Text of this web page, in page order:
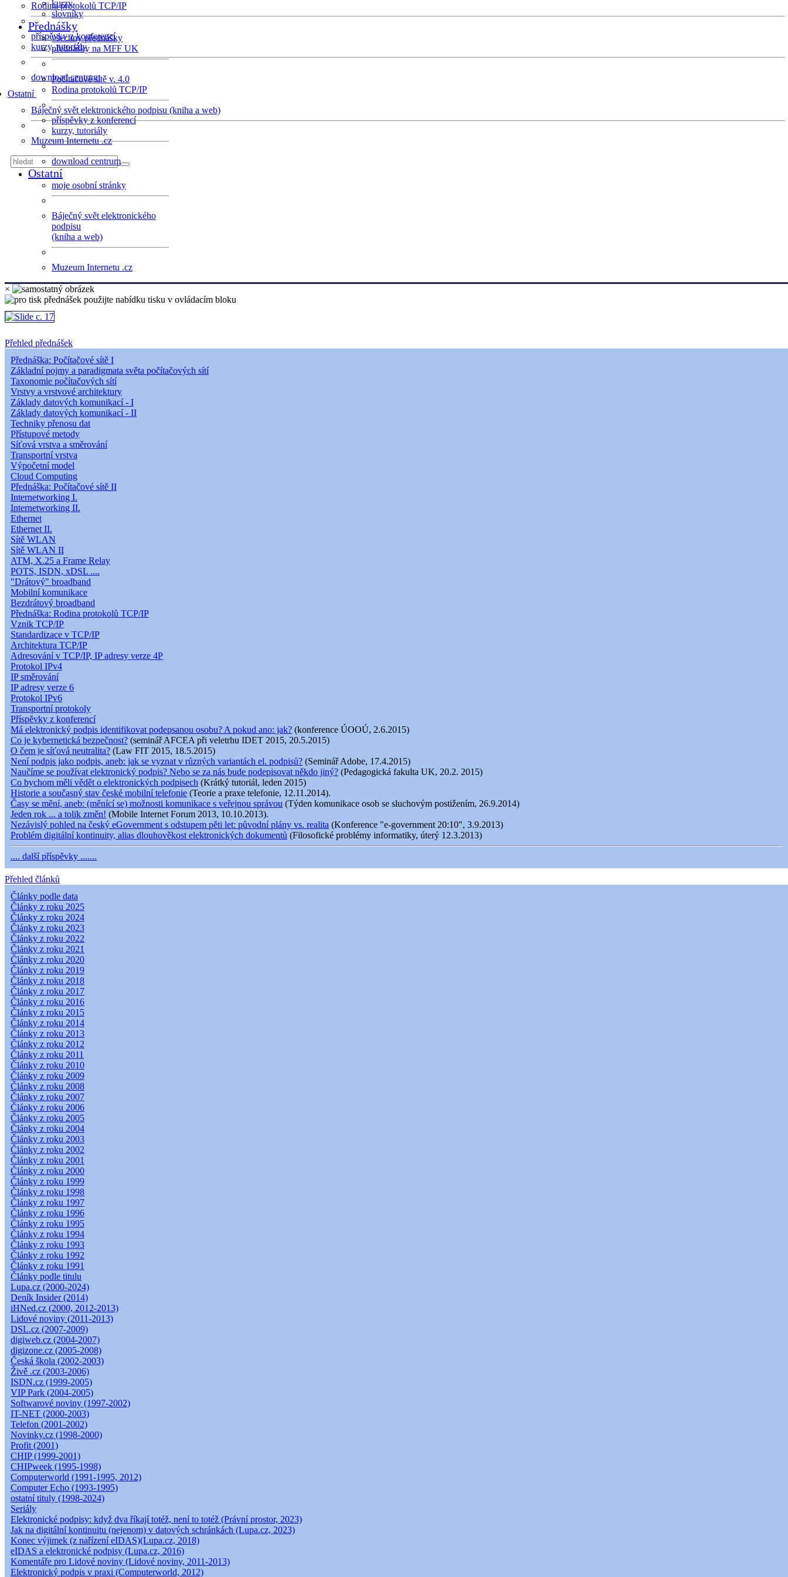
Rodina protokolů TCP/IP
příspěvky z konferencí
kurzy, tutoriály
download centrum
Ostatní
Báječný svět elektronického podpisu (kniha a web)
Muzeum Internetu .cz
kurzy
slovníky
Přednášky
všechny přednášky
přednášky na MFF UK
Počítačové sítě v. 4.0
Rodina protokolů TCP/IP
příspěvky z konferencí
kurzy, tutoriály
download centrum
Ostatní
moje osobní stránky
Báječný svět elektronického
podpisu
(kniha a web)
Muzeum Internetu .cz
×
Přehled přednášek
Přednáška: Počítačové sítě I
Základní pojmy a paradigmata světa počítačových sítí
Taxonomie počítačových sítí
Vrstvy a vrstvové architektury
Základy datových komunikací - I
Základy datových komunikací - II
Techniky přenosu dat
Přístupové metody
Síťová vrstva a směrování
Transportní vrstva
Výpočetní model
Cloud Computing
Přednáška: Počítačové sítě II
Internetworking I.
Internetworking II.
Ethernet
Ethernet II.
Sítě WLAN
Sítě WLAN II
ATM, X.25 a Frame Relay
POTS, ISDN, xDSL ....
"Drátový" broadband
Mobilní komunikace
Bezdrátový broadband
Přednáška: Rodina protokolů TCP/IP
Vznik TCP/IP
Standardizace v TCP/IP
Architektura TCP/IP
Adresování v TCP/IP, IP adresy verze 4P
Protokol IPv4
IP směrování
IP adresy verze 6
Protokol IPv6
Transportní protokoly
Příspěvky z konferencí
Má elektronický podpis identifikovat podepsanou osobu? A pokud ano: jak? (konference ÚOOÚ, 2.6.2015)
Co je kybernetická bezpečnost? (seminář AFCEA při veletrhu IDET 2015, 20.5.2015)
O čem je síťová neutralita? (Law FIT 2015, 18.5.2015)
Není podpis jako podpis, aneb: jak se vyznat v různých variantách el. podpisů? (Seminář Adobe, 17.4.2015)
Naučíme se používat elektronický podpis? Nebo se za nás bude podepisovat někdo jiný? (Pedagogická fakulta UK, 20.2. 2015)
Co bychom měli vědět o elektronických podpisech (Krátký tutoriál, leden 2015)
Historie a současný stav české mobilní telefonie (Teorie a praxe telefonie, 12.11.2014).
Časy se mění, aneb: (měnící se) možnosti komunikace s veřejnou správou (Týden komunikace osob se sluchovým postižením, 26.9.2014)
Jeden rok ... a tolik změn! (Mobile Internet Forum 2013, 10.10.2013).
Nezávislý pohled na český eGovernment s odstupem pěti let: původní plány vs. realita (Konference "e-government 20:10", 3.9.2013)
Problém digitální kontinuity, alias dlouhověkost elektronických dokumentů (Filosofické problémy informatiky, úterý 12.3.2013)
.... další příspěvky .......
Přehled článků
Články podle data
Články z roku 2025
Články z roku 2024
Články z roku 2023
Články z roku 2022
Články z roku 2021
Články z roku 2020
Články z roku 2019
Články z roku 2018
Články z roku 2017
Články z roku 2016
Články z roku 2015
Články z roku 2014
Články z roku 2013
Články z roku 2012
Články z roku 2011
Články z roku 2010
Články z roku 2009
Články z roku 2008
Články z roku 2007
Články z roku 2006
Články z roku 2005
Články z roku 2004
Články z roku 2003
Články z roku 2002
Články z roku 2001
Články z roku 2000
Články z roku 1999
Články z roku 1998
Články z roku 1997
Články z roku 1996
Články z roku 1995
Články z roku 1994
Články z roku 1993
Články z roku 1992
Články z roku 1991
Články podle titulu
Lupa.cz (2000-2024)
Deník Insider (2014)
iHNed.cz (2000, 2012-2013)
Lidové noviny (2011-2013)
DSL.cz (2007-2009)
digiweb.cz (2004-2007)
digizone.cz (2005-2008)
Česká škola (2002-2003)
Živě .cz (2003-2006)
ISDN.cz (1999-2005)
VIP Park (2004-2005)
Softwarové noviny (1997-2002)
IT-NET (2000-2003)
Telefon (2001-2002)
Novinky.cz (1998-2000)
Profit (2001)
CHIP (1999-2001)
CHIPweek (1995-1998)
Computerworld (1991-1995, 2012)
Computer Echo (1993-1995)
ostatní tituly (1998-2024)
Seriály
Elektronické podpisy: když dva říkají totéž, není to totéž (Právní prostor, 2023)
Jak na digitální kontinuitu (nejenom) v datových schránkách (Lupa.cz, 2023)
Konec výjimek (z nařízení eIDAS)(Lupa.cz, 2018)
eIDAS a elektronické podpisy (Lupa.cz, 2016)
Komentáře pro Lidové noviny (Lidové noviny, 2011-2013)
Elektronický podpis v praxi (Computerworld, 2012)